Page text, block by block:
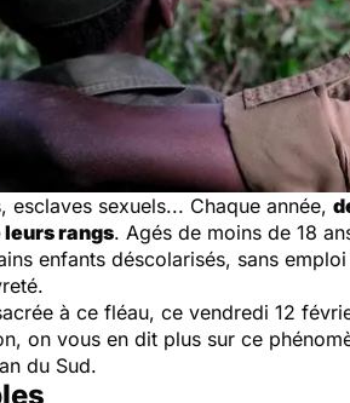
sexuels... Chaque année,
rangs. Agés de moins de 18
enfants déscolarisés, sans
à ce fléau, ce vendredi 12
on vous en dit plus sur ce
du Sud.